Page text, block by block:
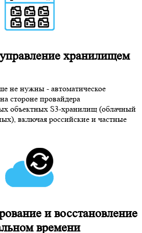
хранилищем
не нужны - автоматическое
стороне провайдера
объектных S3-хранилищ (облачный
включая российские и частные
и восстановление
времени